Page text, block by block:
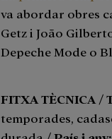
va abordar obres
Getz i João
Depeche Mode o
FITXA TÈCNICA /
temporades,